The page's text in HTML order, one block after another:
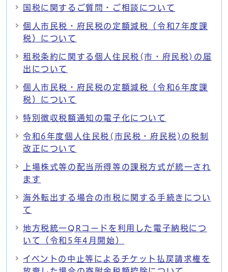
国税に関するご質問・ご相談について
個人市民税・府民税の定額減税（令和7年度課
税）について
租税条約に関する個人住民税(市・府民税)の届
出について
個人市民税・府民税の定額減税（令和6年度課
税）について
特別徴収税額通知の電子化について
令和6年度個人住民税(市民税・府民税)の税制
改正について
上場株式等の配当所得等の課税方式が統一され
ます
海外転出する場合の市税に関する手続きについ
て
地方税統一QRコードを利用した電子納税につ
いて（令和5年4月開始）
イベントの中止等によるチケット払戻請求権を